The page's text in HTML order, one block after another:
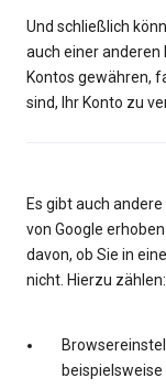
Und schließlich
auch einer anderen
Kontos gewähren,
sind, Ihr Konto zu
Es gibt auch
von Google
davon, ob Sie in
nicht. Hierzu zählen: